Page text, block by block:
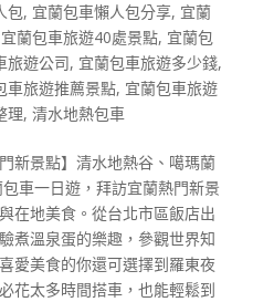
包, 宜蘭包車懶人包分享, 宜蘭
宜蘭包車旅遊40處景點, 宜蘭包
旅遊公司, 宜蘭包車旅遊多少錢,
車旅遊推薦景點, 宜蘭包車旅遊
理, 清水地熱包車
新景點】清水地熱谷、噶瑪蘭
車一日遊，拜訪宜蘭熱門新景
在地美食。從台北市區飯店出
煮溫泉蛋的樂趣，參觀世界知
愛美食的你還可選擇到羅東夜
花太多時間搭車，也能輕鬆到